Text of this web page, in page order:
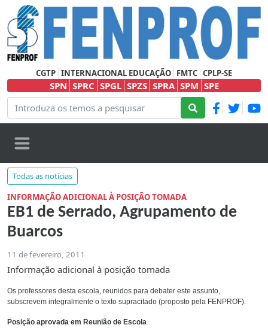
CGTP INTERNACIONAL EDUCAÇÃO FMTC CPLP-SE
SPN SPRC SPGL SPZS SPRA SPM SPE
Todas as notícias
INFORMAÇÃO ADICIONAL À POSIÇÃO TOMADA
EB1 de Serrado, Agrupamento de
Buarcos
11 de fevereiro, 2011
Informação adicional à posição tomada
Os professores desta escola, reunidos para debater este assunto,
subscrevem integralmente o texto supracitado (proposto pela FENPROF).
Posição aprovada em Reunião de Escola